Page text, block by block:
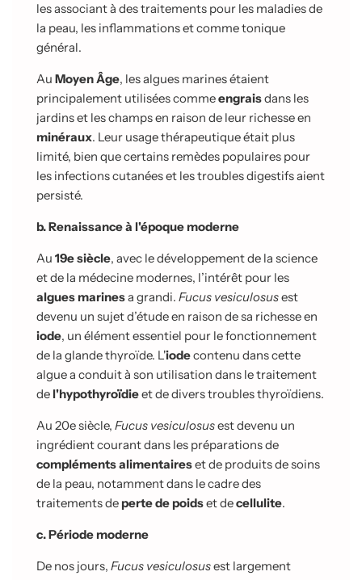
les associant à des traitements pour les maladies de
la peau, les inflammations et comme tonique
général.
Au Moyen Âge, les algues marines étaient
principalement utilisées commeengraisdans les
jardins et les champs en raison de leur richesse en
minéraux. Leur usage thérapeutique était plus
limité, bien que certains remèdes populaires pour
les infections cutanées et les troubles digestifs aient
persisté.
b. Renaissance à l'époque moderne
Au 19e siècle, avec le développement de la science
et de la médecine modernes, l’intérêt pour les
algues marinesa grandi. Fucus vesiculosusest
devenu un sujet d’étude en raison de sa richesse en
iode, un élément essentiel pour le fonctionnement
de la glande thyroïde. L'iodecontenu dans cette
algue a conduit à son utilisation dans le traitement
de l'hypothyroïdieet de divers troubles thyroïdiens.
Au 20e siècle, Fucus vesiculosusest devenu un
ingrédient courant dans les préparations de
compléments alimentaireset de produits de soins
de la peau, notamment dans le cadre des
traitements de perte de poidset decellulite.
c. Période moderne
De nos jours, Fucus vesiculosusest largement